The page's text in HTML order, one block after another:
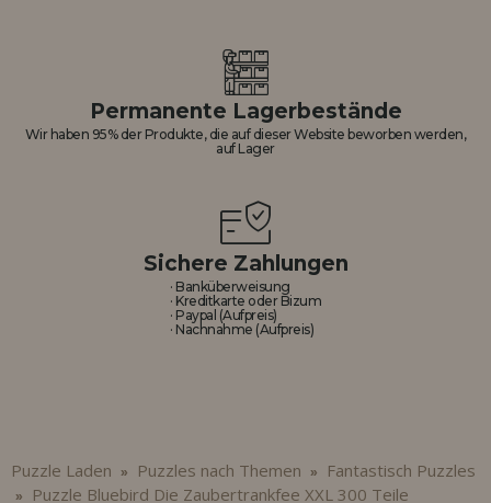
Permanente Lagerbestände
Wir haben 95% der Produkte, die auf dieser Website beworben werden,
auf Lager
Sichere Zahlungen
· Banküberweisung
· Kreditkarte oder Bizum
· Paypal (Aufpreis)
· Nachnahme (Aufpreis)
Puzzle Laden » Puzzles nach Themen » Fantastisch Puzzles
» Puzzle Bluebird Die Zaubertrankfee XXL 300 Teile